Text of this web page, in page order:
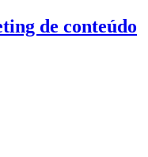
de conteúdo